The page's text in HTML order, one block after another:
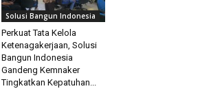
Solusi Bangun Indonesia
Perkuat Tata Kelola
Ketenagakerjaan, Solusi
Bangun Indonesia
Gandeng Kemnaker
Tingkatkan Kepatuhan...